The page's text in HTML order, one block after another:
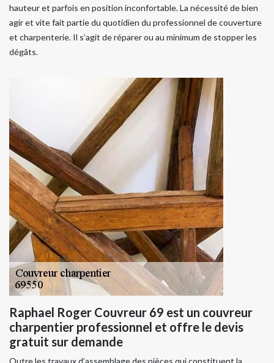
hauteur et parfois en position inconfortable. La nécessité de bien
agir et vite fait partie du quotidien du professionnel de couverture
et charpenterie. Il s’agit de réparer ou au minimum de stopper les
dégâts.
Raphael Roger Couvreur 69 est un couvreur
charpentier professionnel et offre le devis
gratuit sur demande
Outre les travaux d’assemblage des pièces qui constituent la